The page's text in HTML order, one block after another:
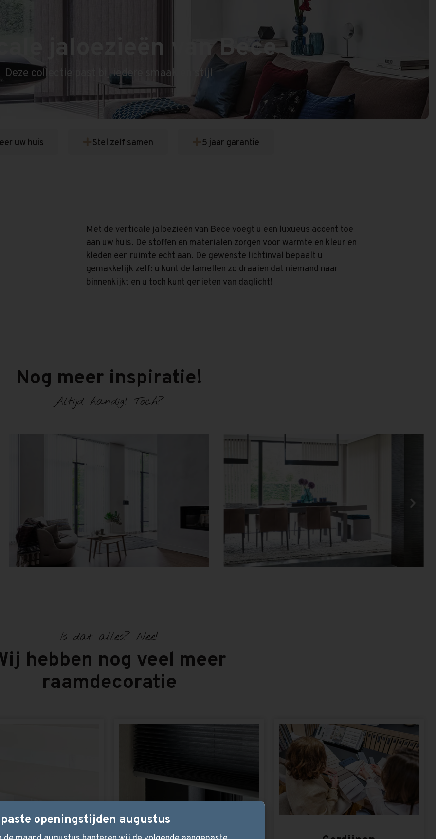
jaloezieën van Bece
Deze collectie past bij iedere smaak en stijl
uw huis Stel zelf samen 5 jaar garantie
Met de verticale jaloezieën van Bece voegt u een luxueus accent toe
aan uw huis. De stoffen en materialen zorgen voor warmte en kleur en
kleden een ruimte echt aan. De gewenste lichtinval bepaalt u
gemakkelijk zelf: u kunt de lamellen zo draaien dat niemand naar
binnenkijkt en u toch kunt genieten van daglicht!
Nog meer inspiratie!
Altijd handig! Toch?
Is dat alles? Nee!
hebben nog veel meer
raamdecoratie
openingstijden augustus